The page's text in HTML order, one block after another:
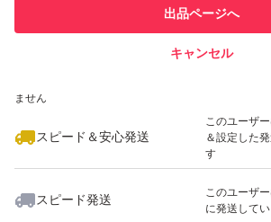
での取引実績
ません
スピード＆安心発送
このユーザ
＆設定した
す
スピード発送
このユーザ
に発送して
出品ページへ
キャンセル